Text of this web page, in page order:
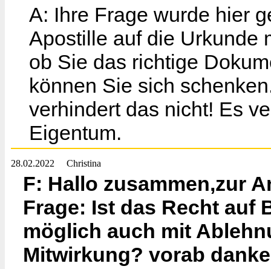
A: Ihre Frage wurde hier
Apostille auf die Urkunde
ob Sie das richtige
können Sie sich
verhindert das nicht! Es
Eigentum.
28.02.2022 Christina
F: Hallo zusammen,zur
Frage: Ist das Recht auf
möglich auch mit
Mitwirkung? vorab